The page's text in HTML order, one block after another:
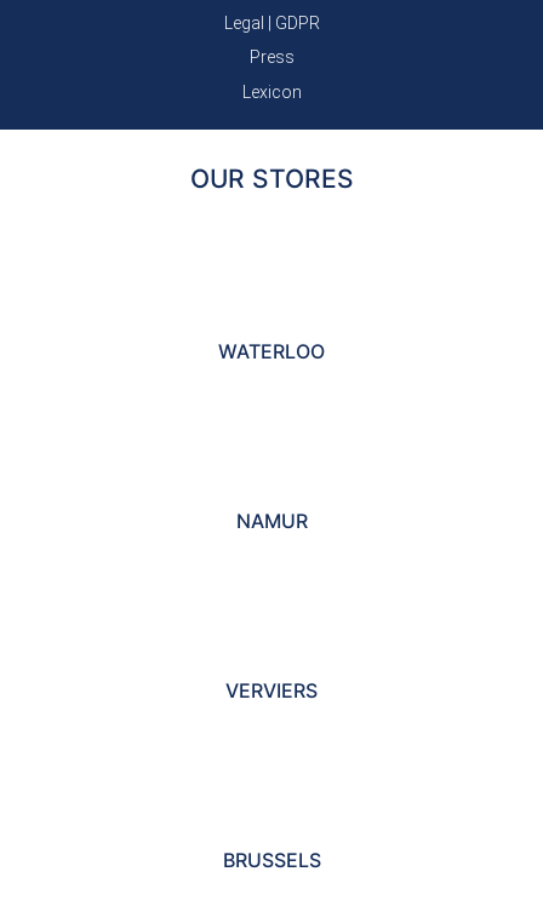
Legal
GDPR
Press
Lexicon
OUR STORES
WATERLOO
NAMUR
VERVIERS
BRUSSELS